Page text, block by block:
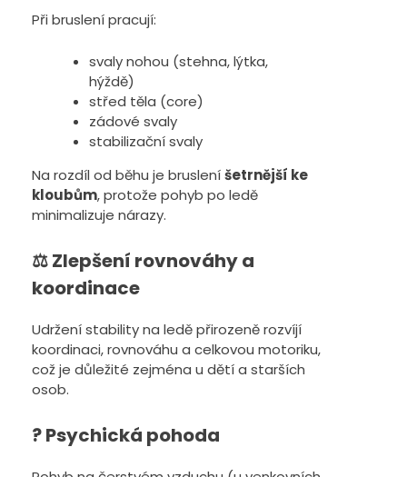
Při bruslení pracují:
svaly nohou (stehna, lýtka,
hýždě)
střed těla (core)
zádové svaly
stabilizační svaly
Na rozdíl od běhu je brusleníšetrnější ke
kloubům, protože pohyb po ledě
minimalizuje nárazy.
⚖️ Zlepšení rovnováhy a
koordinace
Udržení stability na ledě přirozeně rozvíjí
koordinaci, rovnováhu a celkovou motoriku,
což je důležité zejména u dětí a starších
osob.
? Psychická pohoda